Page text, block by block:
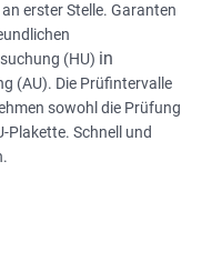
erster Stelle. Garanten
(HU) in
(AU). Die Prüfintervalle
sowohl die Prüfung
Plakette. Schnell und